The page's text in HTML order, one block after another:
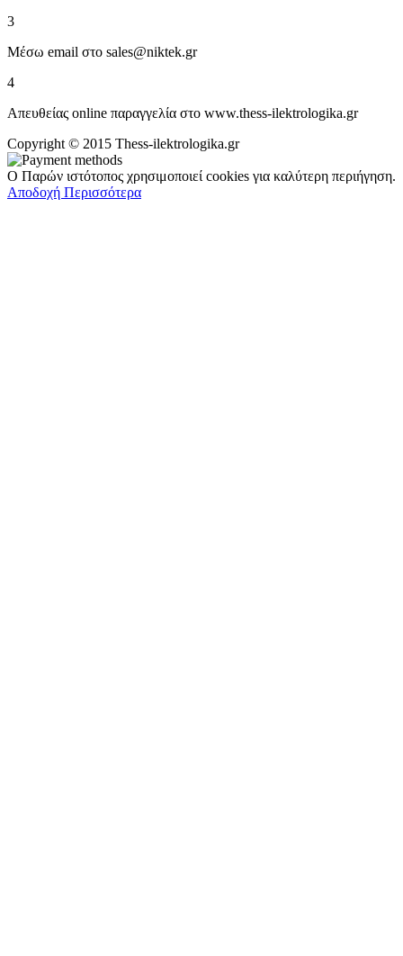
3
Μέσω email στο sales@niktek.gr
4
Απευθείας online παραγγελία στο www.thess-ilektrologika.gr
Copyright © 2015 Thess-ilektrologika.gr
Ο Παρών ιστότοπος χρησιμοποιεί cookies για καλύτερη περιήγηση.
Αποδοχή Περισσότερα